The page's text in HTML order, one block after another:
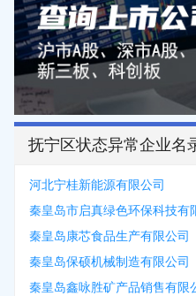
抚宁区状态异常企业名
河北宁桂新能源有限公司
秦皇岛市启真绿色环保科技有
秦皇岛康芯食品生产有限公司
秦皇岛保硕机械制造有限公司
秦皇岛鑫咏胜矿产品销售有限